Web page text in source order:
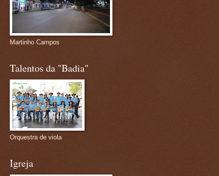
Martinho Campos
Talentos da "Badia"
Orquestra de viola
Igreja